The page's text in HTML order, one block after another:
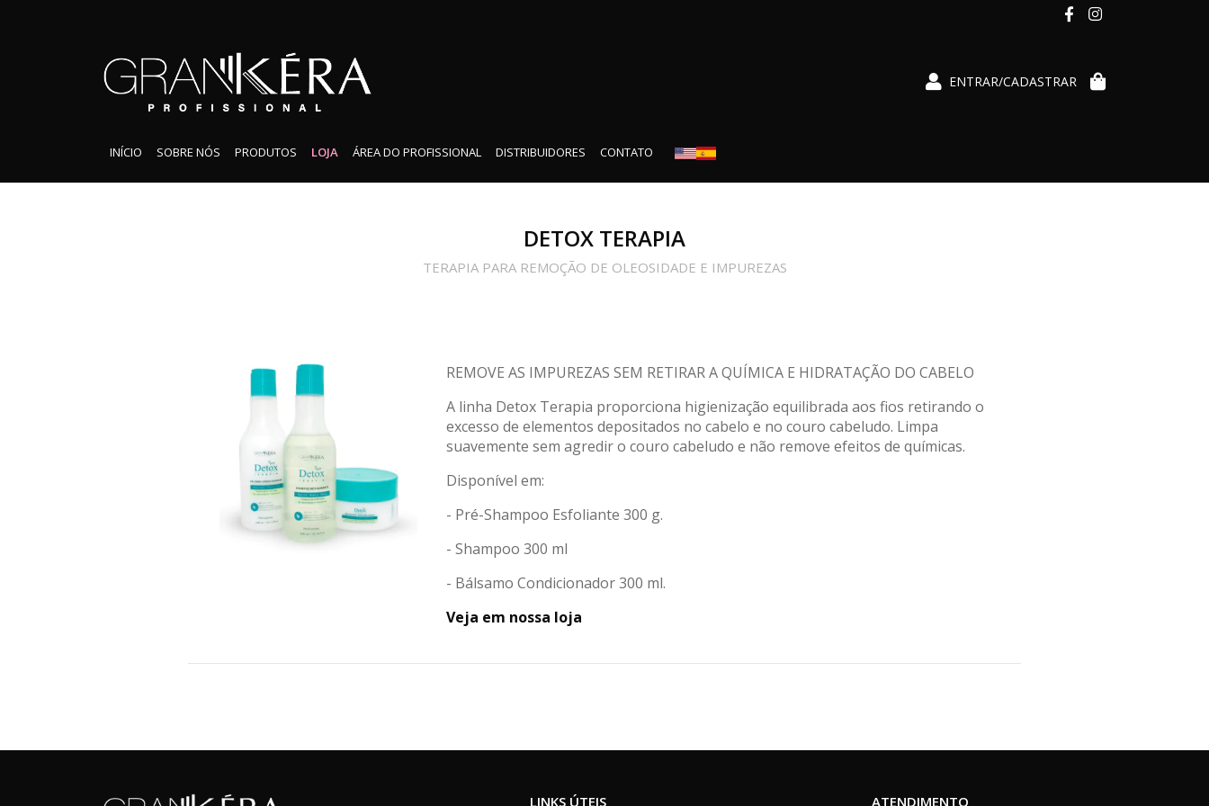
ENTRAR/CADASTRAR
INÍCIO SOBRE NÓS PRODUTOS LOJA ÁREA DO PROFISSIONAL DISTRIBUIDORES CONTATO
DETOX TERAPIA
TERAPIA PARA REMOÇÃO DE OLEOSIDADE E IMPUREZAS
REMOVE AS IMPUREZAS SEM RETIRAR A QUÍMICA E HIDRATAÇÃO DO CABELO
A linha Detox Terapia proporciona higienização equilibrada aos fios retirando o
excesso de elementos depositados no cabelo e no couro cabeludo. Limpa
suavemente sem agredir o couro cabeludo e não remove efeitos de químicas.
Disponível em:
- Pré-Shampoo Esfoliante 300 g.
- Shampoo 300 ml
- Bálsamo Condicionador 300 ml.
Veja em nossa loja
LINKS ÚTEIS ATENDIMENTO